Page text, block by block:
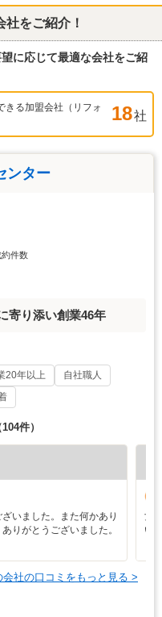
をご紹介！
に応じて最適な会社をご紹
きる加盟会社（リフォ
18社
ンター
約件数
寄り添い創業46年
20年以上
自社職人
104件）
いました。また何かあり
りがとうございました。
女
い
会社の口コミをもっと見る >